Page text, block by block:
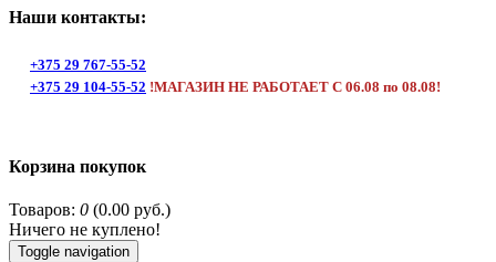
Наши контакты:
+375 29 767-55-52
+375 29 104-55-52 !МАГАЗИН НЕ РАБОТАЕТ С 06.08 по 08.08!
Корзина покупок
Товаров: 0 (0.00 руб.)
Ничего не куплено!
Toggle navigation